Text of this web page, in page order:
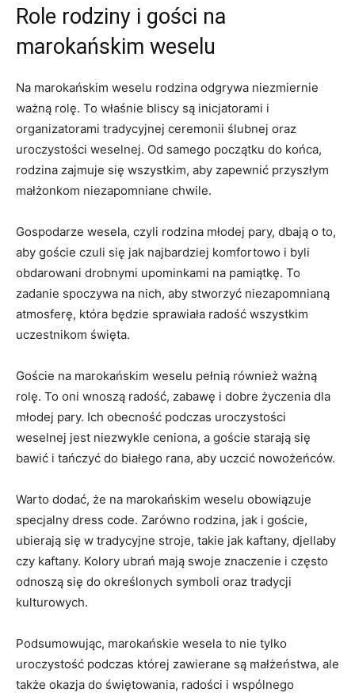
Role ‌rodziny ‍i gości na
marokańskim​ weselu
Na ⁢marokańskim‌ weselu rodzina odgrywa niezmiernie
ważną rolę. To właśnie bliscy są inicjatorami i
organizatorami tradycyjnej ⁤ceremonii ślubnej oraz
uroczystości weselnej. ⁣Od samego początku do końca,
rodzina zajmuje ‍się wszystkim,⁣ aby zapewnić przyszłym
⁤małżonkom⁤ niezapomniane chwile.
Gospodarze wesela,⁢ czyli rodzina ⁣młodej pary, dbają o to,
aby⁣ goście czuli się jak najbardziej komfortowo i⁤ byli
obdarowani ⁢drobnymi upominkami na pamiątkę. To​
zadanie spoczywa na ‍nich, ⁣aby stworzyć niezapomnianą
atmosferę, która⁤ będzie sprawiała radość wszystkim
uczestnikom święta.
Goście ‌na marokańskim weselu pełnią również ważną
rolę. To ⁢oni ‍wnoszą⁢ radość, zabawę ⁤i ⁤dobre​ życzenia dla
młodej pary. Ich obecność⁤ podczas uroczystości
weselnej jest niezwykle ceniona, ​a goście starają się
bawić i tańczyć do⁢ białego ​rana, ⁢aby‌ uczcić ​nowożeńców.
Warto dodać, ​że na marokańskim weselu obowiązuje
specjalny dress ​code. Zarówno rodzina, jak⁤ i goście,⁤
ubierają ⁤się w tradycyjne stroje, takie jak ‌kaftany,‍ djellaby
czy kaftany. Kolory ubrań mają swoje znaczenie i często
odnoszą się do określonych symboli oraz tradycji⁣
kulturowych.
Podsumowując,⁢ marokańskie wesela to nie ⁤tylko
uroczystość podczas ‍której zawierane są małżeństwa, ale
także okazja do świętowania,‌ radości ⁢i wspólnego